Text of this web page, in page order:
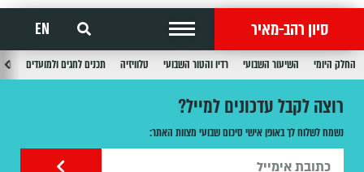
סיון רהב-מאיר EN
החלק היומי השיעור השבועי רדיו והטור השבועי טלוויזיה תכנים לחגים ולמועדים
רוצה לקבל עדכונים למייל?
נשמח לשלוח לך באופן אישי סיכום שבועי מצוות האתר: